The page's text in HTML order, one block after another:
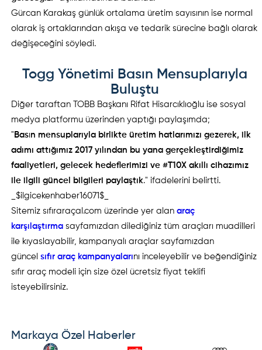
Gürcan Karakaş günlük ortalama üretim sayısının ise normal
olarak iş ortaklarından akışa ve tedarik sürecine bağlı olarak
değişeceğini söyledi.
Togg Yönetimi Basın Mensuplarıyla
Buluştu
Diğer taraftan TOBB Başkanı Rifat Hisarcıklıoğlu ise sosyal
medya platformu üzerinden yaptığı paylaşımda;
" Basın mensuplarıyla birlikte üretim hatlarımızı gezerek, ilk
adımı attığımız 2017 yılından bu yana gerçekleştirdiğimiz
faaliyetleri, gelecek hedeflerimizi ve #T10X akıllı cihazımız
ile ilgili güncel bilgileri paylaştık." ifadelerini belirtti.
_$ilgicekenhaber16071$_
Sitemiz sıfıraraçal.com üzerinde yer alanaraç
karşılaştırmasayfamızdan dilediğiniz tüm araçları muadilleri
ile kıyaslayabilir, kampanyalı araçlar sayfamızdan
güncelsıfır araç kampanyalarını inceleyebilir ve beğendiğiniz
sıfır araç modeli için size özel ücretsiz fiyat teklifi
isteyebilirsiniz.
Markaya Özel Haberler